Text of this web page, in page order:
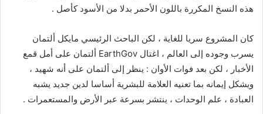
هذه النسخ المكررة باللون الأحمر بدلا من الأسود كأصل .
كان المشروع سريا للغاية ، لكن الباحث الرئيسي مايكل ألتمان
يسرب وجوده إلى العالم ، اغتال EarthGov ألتمان على أمل قمع
الأخبار ، لكن بعد فوات الأوان : ينظر إلى ألتمان على أنه شهيد ،
ويشكل إيمانه بما تعنيه العلامة للبشرية أساسا لدين جديد يشبه
العبادة ، علم الوحدات ، ينتشر بسرعة عبر الأرض والمستعمرات .